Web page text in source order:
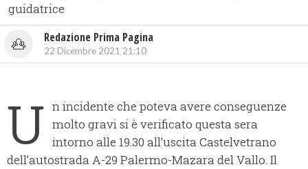
guidatrice
Redazione Prima Pagina
22 Dicembre 2021 21:10
U n incidente che poteva avere conseguenze
molto gravi si è verificato questa sera
intorno alle 19.30 all’uscita Castelvetrano
dell’autostrada A-29 Palermo-Mazara del Vallo. Il